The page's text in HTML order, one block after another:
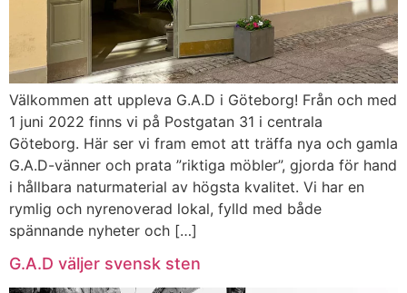
Välkommen att uppleva G.A.D i Göteborg! Från och med
1 juni 2022 finns vi på Postgatan 31 i centrala
Göteborg. Här ser vi fram emot att träffa nya och gamla
G.A.D-vänner och prata ”riktiga möbler”, gjorda för hand
i hållbara naturmaterial av högsta kvalitet. Vi har en
rymlig och nyrenoverad lokal, fylld med både
spännande nyheter och […]
G.A.D väljer svensk sten